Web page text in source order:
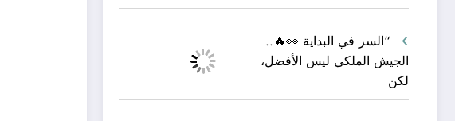
“السر في البداية 👀🔥..
الجيش الملكي ليس الأفضل،
لكن